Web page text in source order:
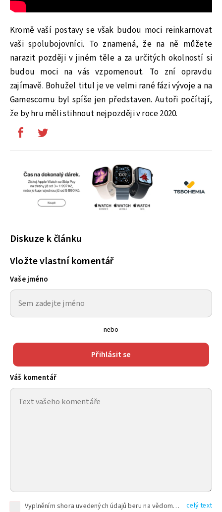
Kromě vaší postavy se však budou moci reinkarnovat
vaši spolubojovníci. To znamená, že na ně můžete
narazit později v jiném těle a za určitých okolností si
budou moci na vás vzpomenout. To zní opravdu
zajímavě. Bohužel titul je ve velmi rané fázi vývoje a na
Gamescomu byl spíše jen představen. Autoři počítají,
že by hru měli stihnout nejpozději v roce 2020.
Diskuze k článku
Vložte vlastní komentář
Vaše jméno
nebo
Přihlásit se
Váš komentář
Vyplněním shora uvedených údajů beru na vědomí, že společnost TEXT FACTORY s.r.o., sídlem Brno, Durďákova 336/29, Černá Pole, PSČ: 613 00, IČ: 06157831, zapsané u Krajského soudu v Brně, oddíl C, vložka 100399, bude zpracovávat mé osobní údaje uvedené v rámci mnou vyplněného registračního formuláře na základě oprávněných zájmů TEXT FACTORY s.r.o. dle čl. 6 odst. 1 písm. f) GDPR a pro splnění právních povinností (čl. 6 odst. 1 písm. c) GDPR), a to pro tyto účely: nezbytnost zajistit oprávnění návštěvníka webových stránek provozovaných společností TEXT FACTORY s.r.o. přispívat aktivně ke zveřejněným článkům nebo v rámci diskusních fór a výkon práv TEXT FACTORY s.r.o. jako administrátora těchto diskusních fór. Více informací o zpracování osobních údajů a právech lze nalézt v celý text